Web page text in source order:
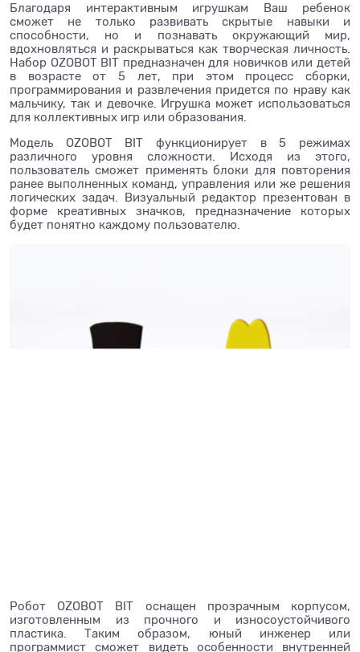
Благодаря интерактивным игрушкам Ваш ребенок
сможет не только развивать скрытые навыки и
способности, но и познавать окружающий мир,
вдохновляться и раскрываться как творческая личность.
Набор OZOBOT BIT предназначен для новичков или детей
в возрасте от 5 лет, при этом процесс сборки,
программирования и развлечения придется по нраву как
мальчику, так и девочке. Игрушка может использоваться
для коллективных игр или образования.
Модель OZOBOT BIT функционирует в 5 режимах
различного уровня сложности. Исходя из этого,
пользователь сможет применять блоки для повторения
ранее выполненных команд, управления или же решения
логических задач. Визуальный редактор презентован в
форме креативных значков, предназначение которых
будет понятно каждому пользователю.
Робот OZOBOT BIT оснащен прозрачным корпусом,
изготовленным из прочного и износоустойчивого
пластика. Таким образом, юный инженер или
программист сможет видеть особенности внутренней